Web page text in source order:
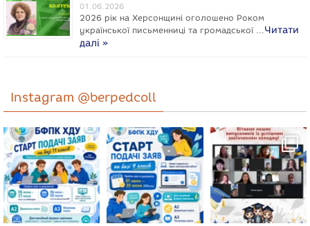
01.06.2026
2026 рік на Херсонщині оголошено Роком
укpaїнcької письменниці та громадської …Читати
далі »
Instagram @berpedcoll